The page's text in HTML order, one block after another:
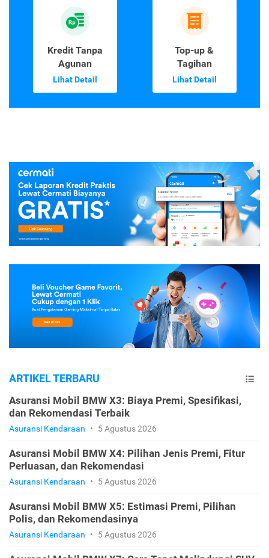
Kredit Tanpa
Agunan
Lihat Detail
Top-up &
Tagihan
Lihat Detail
ARTIKEL TERBARU
Asuransi Mobil BMW X3: Biaya Premi, Spesifikasi,
dan Rekomendasi Terbaik
Asuransi Kendaraan • 5 Agustus 2026
Asuransi Mobil BMW X4: Pilihan Jenis Premi, Fitur
Perluasan, dan Rekomendasi
Asuransi Kendaraan • 5 Agustus 2026
Asuransi Mobil BMW X5: Estimasi Premi, Pilihan
Polis, dan Rekomendasinya
Asuransi Kendaraan • 5 Agustus 2026